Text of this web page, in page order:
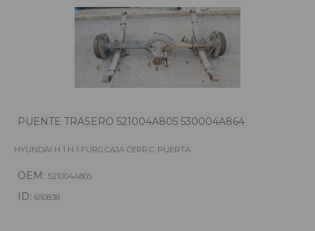
PUENTE TRASERO 521004A805 530004A864
HYUNDAI H 1 H 1 FURG.CAJA CERR.C. PUERTA
OEM: 521004A805
ID: 650838